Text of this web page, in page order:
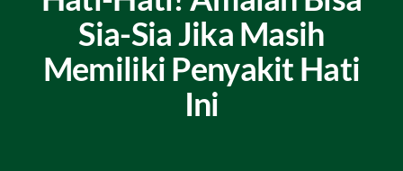
Inspirasi
Keluarga
Indonesia
Sia-Sia Jika Masih
Memiliki Penyakit Hati
Ini